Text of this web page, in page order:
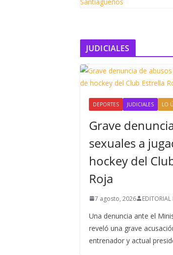
JUDICIALES
DEPORTES JUDICIALES LO
Grave
sexuales a
hockey del
Roja
7 agosto, 2026 EDITORIAL
Una denuncia ante el
reveló una grave
entrenador y actual